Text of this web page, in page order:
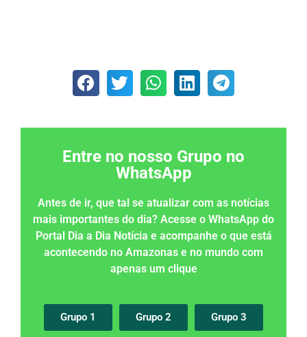
Entre no nosso Grupo no
WhatsApp
Antes de ir, que tal se atualizar com as notícias
mais importantes do dia? Acesse o WhatsApp do
Portal Dia a Dia Notícia e acompanhe o que está
acontecendo no Amazonas e no mundo com
apenas um clique
Grupo 1 Grupo 2 Grupo 3